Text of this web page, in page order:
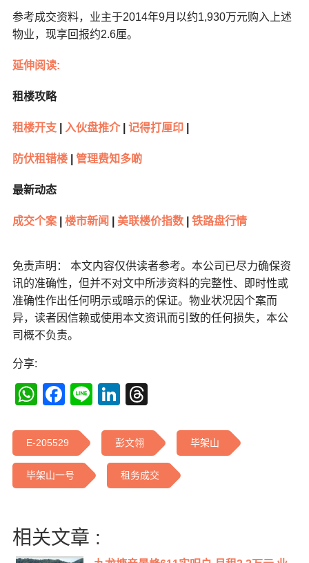
参考成交资料，业主于2014年9月以约1,930万元购入上述
物业，现享回报约2.6厘。
延伸阅读:
租楼攻略
租楼开支 入伙盘推介 记得打厘印
防伏租错楼 管理费知多啲
最新动态
成交个案 楼市新闻 美联楼价指数 铁路盘行情
免责声明： 本文内容仅供读者参考。本公司已尽力确保资
讯的准确性，但并不对文中所涉资料的完整性、即时性或
准确性作出任何明示或暗示的保证。物业状况因个案而
异，读者因信赖或使用本文资讯而引致的任何损失，本公
司概不负责。
分享:
WhatsApp
Facebook
LineLinkedIn
E-205529 彭文翎 毕架山
毕架山一号 租务成交
相关文章 :